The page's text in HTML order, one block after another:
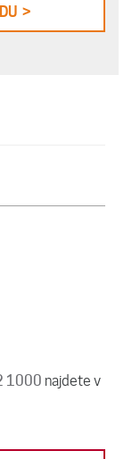
>
1000 najdete v